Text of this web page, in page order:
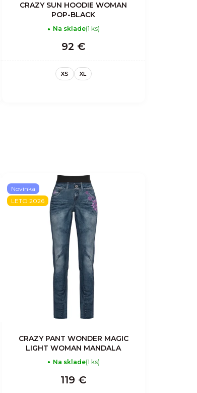
CRAZY SUN HOODIE WOMAN
POP-BLACK
Na sklade(1 ks)
92 €
XS XL
Novinka
LETO 2026
CRAZY PANT WONDER MAGIC
LIGHT WOMAN MANDALA
Na sklade(1 ks)
119 €